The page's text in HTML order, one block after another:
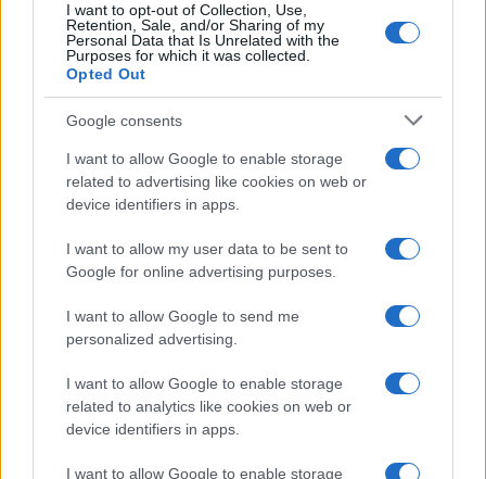
I want to opt-out of Collection, Use,
Retention, Sale, and/or Sharing of my
Personal Data that Is Unrelated with the
Purposes for which it was collected.
Opted Out
Google consents
I want to allow Google to enable storage
related to advertising like cookies on web or
device identifiers in apps.
I want to allow my user data to be sent to
Google for online advertising purposes.
I want to allow Google to send me
personalized advertising.
I want to allow Google to enable storage
related to analytics like cookies on web or
device identifiers in apps.
I want to allow Google to enable storage
Προηγούμενο άρθρο
Πόση πρωτεΐνη έχει ένα αυγό;
– Τα ωμά αυγά έχουν
Επόμενο άρθρο
Νοστιμιά από άλλο πλανήτη: